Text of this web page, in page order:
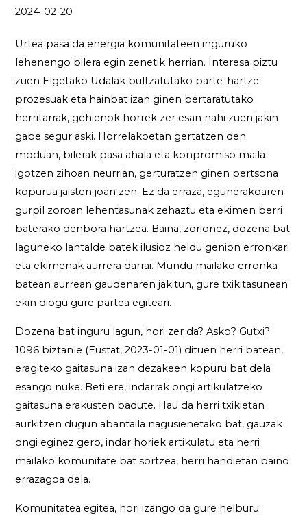
2024-02-20
Urtea pasa da energia komunitateen inguruko
lehenengo bilera egin zenetik herrian. Interesa piztu
zuen Elgetako Udalak bultzatutako parte-hartze
prozesuak eta hainbat izan ginen bertaratutako
herritarrak, gehienok horrek zer esan nahi zuen jakin
gabe segur aski. Horrelakoetan gertatzen den
moduan, bilerak pasa ahala eta konpromiso maila
igotzen zihoan neurrian, gerturatzen ginen pertsona
kopurua jaisten joan zen. Ez da erraza, egunerakoaren
gurpil zoroan lehentasunak zehaztu eta ekimen berri
baterako denbora hartzea. Baina, zorionez, dozena bat
laguneko lantalde batek ilusioz heldu genion erronkari
eta ekimenak aurrera darrai. Mundu mailako erronka
batean aurrean gaudenaren jakitun, gure txikitasunean
ekin diogu gure partea egiteari.
Dozena bat inguru lagun, hori zer da? Asko? Gutxi?
1096 biztanle (Eustat, 2023-01-01) dituen herri batean,
eragiteko gaitasuna izan dezakeen kopuru bat dela
esango nuke. Beti ere, indarrak ongi artikulatzeko
gaitasuna erakusten badute. Hau da herri txikietan
aurkitzen dugun abantaila nagusienetako bat, gauzak
ongi eginez gero, indar horiek artikulatu eta herri
mailako komunitate bat sortzea, herri handietan baino
errazagoa dela.
Komunitatea egitea, hori izango da gure helburu